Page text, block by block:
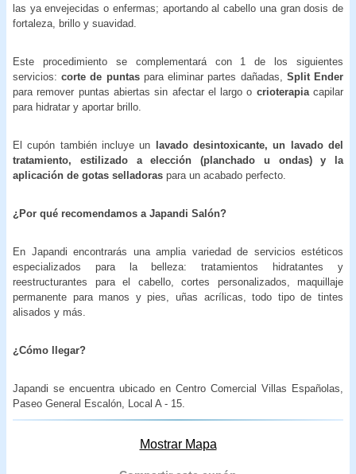
las ya envejecidas o enfermas; aportando al cabello una gran dosis de
fortaleza, brillo y suavidad.
Este procedimiento se complementará con 1 de los siguientes
servicios:corte de puntaspara eliminar partes dañadas,
Split Ender
para remover puntas abiertas sin afectar el largo o crioterapiacapilar
para hidratar y aportar brillo.
El cupón también incluye un lavado desintoxicante, un lavado del
tratamiento,
estilizado a elección (planchado u ondas) y la
aplicación de gotas selladoras para un acabado perfecto.
¿Por qué recomendamos a Japandi Salón?
En Japandi encontrarás una amplia variedad de servicios estéticos
especializados para la belleza: tratamientos hidratantes y
reestructurantes para el cabello, cortes personalizados, maquillaje
permanente para manos y pies, uñas acrílicas, todo tipo de tintes
alisados y más.
¿Cómo llegar?
Japandi se encuentra ubicado en Centro Comercial Villas Españolas,
Paseo General Escalón, Local A - 15.
Mostrar Mapa